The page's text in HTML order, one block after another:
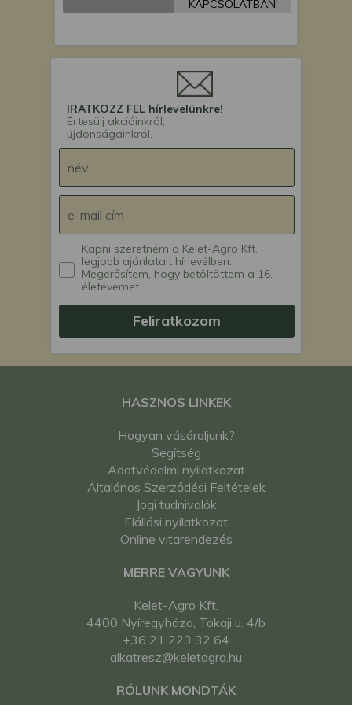
Mitsubishi MT21D
japán kistraktor
Mitsubishi MT22 japán
japán kistraktor
Mitsubishi MT23 japán
kistraktor
Mitsubishi MT23D
Mitsubishi MT24 japán
japán kistraktor
kistraktor
japán kistraktor
Mitsubishi MT2501D
japán kistraktor
Mitsubishi MT25D
japán kistraktor
Mitsubishi MT26 japán
kistraktor
japán kistraktor
japán kistraktor
Yanmar YH800-S
japán kistraktor
Yanmar YHC-800
Yanmar YHS800
KAPCSOLATBAN!
IRATKOZZ FEL hírlevelünkre!
Értesülj akcióinkról,
újdonságainkról.
Kapni szeretném a Kelet-Agro Kft.
legjobb ajánlatait hírlevélben.
Megerősítem, hogy betöltöttem a 16.
életévemet.
Feliratkozom
HASZNOS LINKEK
Hogyan vásároljunk?
Segítség
Adatvédelmi nyilatkozat
Általános Szerződési Feltételek
Jogi tudnivalók
Elállási nyilatkozat
Online vitarendezés
MERRE VAGYUNK
Kelet-Agro Kft.
4400 Nyíregyháza, Tokaji u. 4/b
+36 21 223 32 64
alkatresz@keletagro.hu
RÓLUNK MONDTÁK